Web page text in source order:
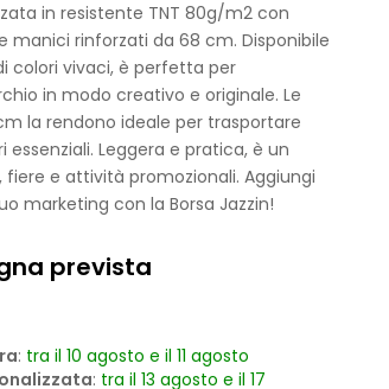
in resistente TNT 80g/m2 con
manici rinforzati da 68 cm. Disponibile
colori vivaci, è perfetta per
in modo creativo e originale. Le
la rendono ideale per trasportare
Leggera e pratica, è un
e attività promozionali. Aggiungi
marketing con la Borsa Jazzin!
prevista
: tra il 10 agosto e il 11 agosto
: tra il 13 agosto e il 17